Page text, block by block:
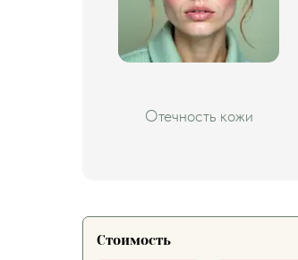
Отечность кожи
Стоимость